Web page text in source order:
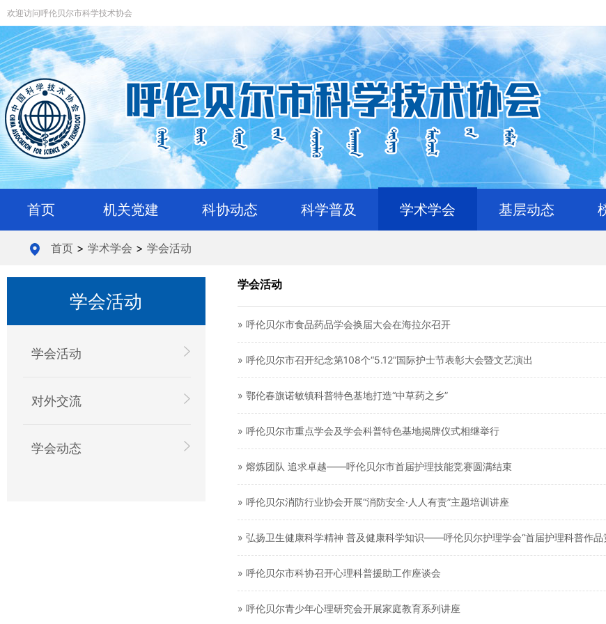
欢迎访问呼伦贝尔市科学技术协会
首页 机关党建 科协动态 科学普及 学术学会 基层动态
首页> 学术学会 > 学会活动
学会活动
学会活动
对外交流
学会动态
学会活动
» 呼伦贝尔市食品药品学会换届大会在海拉尔召开
» 呼伦贝尔市召开纪念第108个“5.12”国际护士节表彰大会暨文艺演出
» 鄂伦春旗诺敏镇科普特色基地打造“中草药之乡”
» 呼伦贝尔市重点学会及学会科普特色基地揭牌仪式相继举行
» 熔炼团队 追求卓越——呼伦贝尔市首届护理技能竞赛圆满结束
» 呼伦贝尔消防行业协会开展“消防安全·人人有责”主题培训讲座
» 弘扬卫生健康科学精神 普及健康科学知识——呼伦贝尔护理学会“首届护理科普作品
» 呼伦贝尔市科协召开心理科普援助工作座谈会
» 呼伦贝尔青少年心理研究会开展家庭教育系列讲座